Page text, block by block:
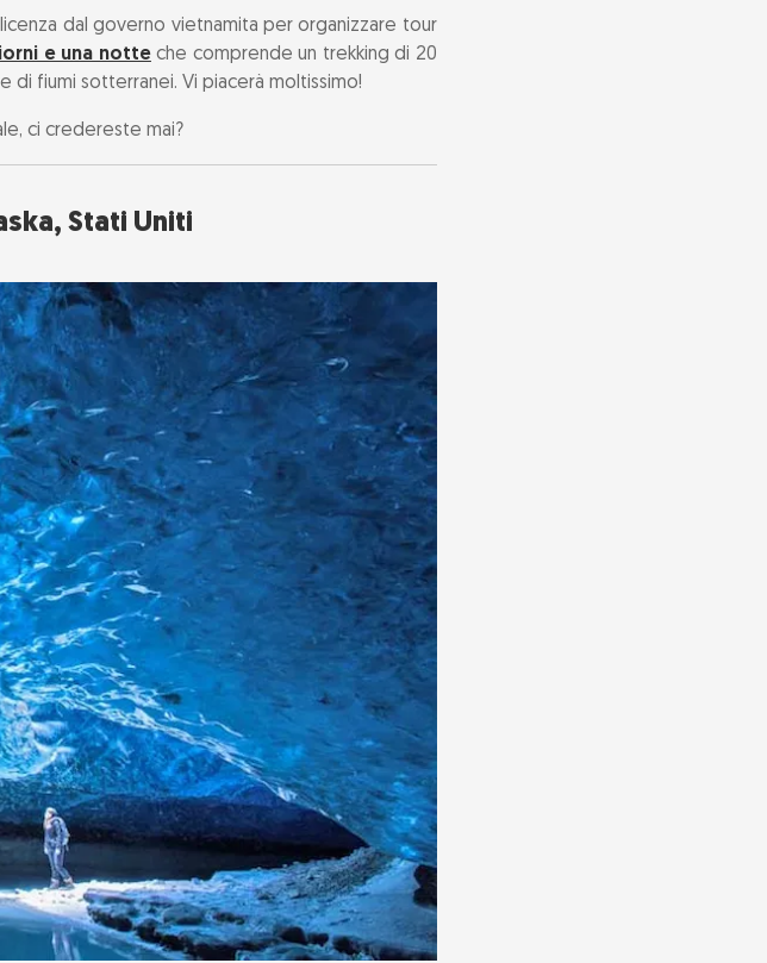
dal governo vietnamita per organizzare tour
e una notteche comprende un trekking di 20
di fiumi sotterranei. Vi piacerà moltissimo!
ci credereste mai?
Stati Uniti